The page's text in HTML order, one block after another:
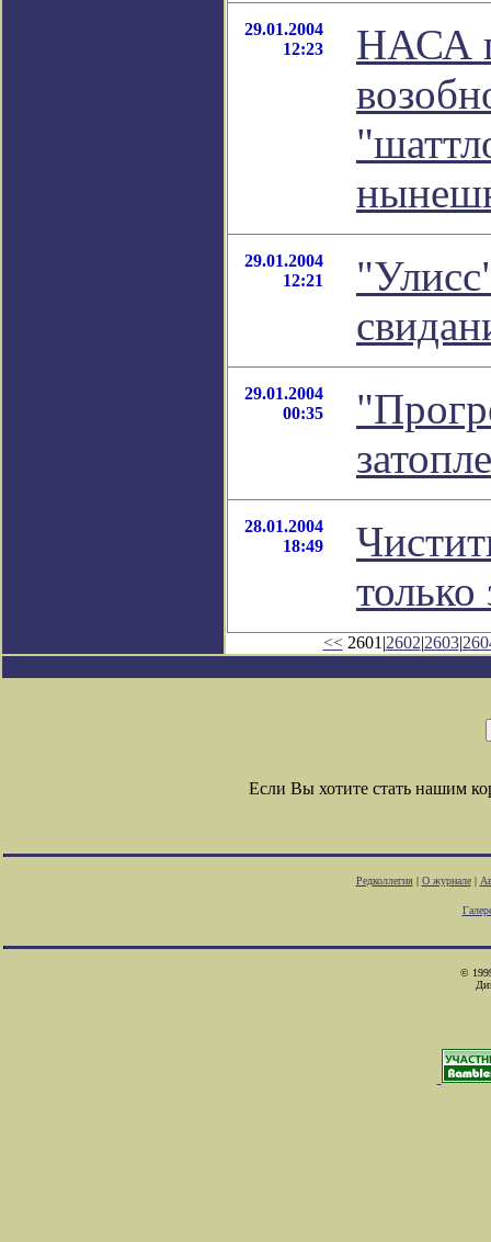
29.01.2004
12:23
НАСА
29.01.2004
12:21
29.01.2004
00:35
28.01.2004
18:49
<<2601|2602|2603|
Если Вы хотите стать нашим
Редколлегия| О журнале|
©